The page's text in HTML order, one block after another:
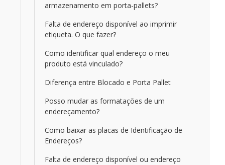
armazenamento em porta-pallets?
Falta de endereço disponível ao imprimir
etiqueta. O que fazer?
Como identificar qual endereço o meu
produto está vinculado?
Diferença entre Blocado e Porta Pallet
Posso mudar as formatações de um
endereçamento?
Como baixar as placas de Identificação de
Endereços?
Falta de endereço disponível ou endereço